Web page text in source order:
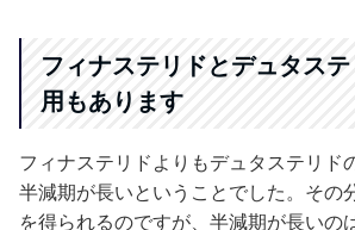
フィナステリドとデュタス
用もあります
フィナステリドよりもデュタステリド
半減期が長いということでした。その
を得られるのですが、半減期が長いの